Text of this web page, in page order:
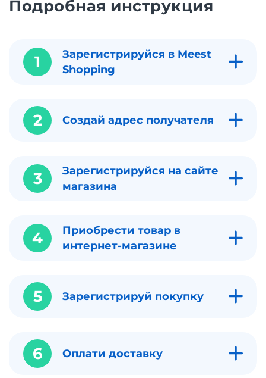
Подробная инструкция
1
Зарегистрируйся в Meest
Shopping
2 Создай адрес получателя
3
Зарегистрируйся на сайте
магазина
4
Приобрести товар в
интернет-магазине
5 Зарегистрируй покупку
6 Оплати доставку